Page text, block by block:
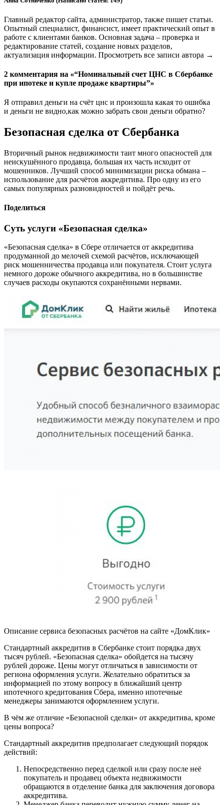
Главный редактор сайта, администратор, также пишет статьи.
Опытный специалист, финансист, имеет практический опыт в
работе с клиентами банков. Основная задача – проверка и
редактирование статей, создание новых разделов,
актуализация информации. Просмотреть все записи автора →
2 комментария на «“Номинальный счет ЦНС в Сбербанке
при ипотеке и купле продаже квартиры”»
Я отправил деньги на счёт цнс и произошла какая то ошибка
и деньги не видно,как можно забрать свои деньги обратно?
Безопасная сделка от Сбербанка
Вторичный рынок недвижимости таит много опасностей для
неискушённого продавца, большая их часть исходит от
мошенников. Лучший способ минимизации риска обмана –
использование для расчётов аккредитива. Про одну из его
самых популярных разновидностей и пойдёт речь.
Поделиться
Суть услуги «Безопасная сделка»
«Безопасная сделка» в Сбере отличается от аккредитива
продуманной до мелочей схемой расчётов, исключающей
риск мошенничества продавца или покупателя. Стоит услуга
немного дороже обычного аккредитива, но в большинстве
случаев расходы окупаются сохранёнными нервами.
Описание сервиса безопасных расчётов на сайте «ДомКлик»
Стандартный аккредитив в Сбербанке стоит порядка двух
тысяч рублей. «Безопасная сделка» обойдется на тысячу
рублей дороже. Цены могут отличаться в зависимости от
региона оформления услуги. Желательно обратиться за
информацией по этому вопросу в ближайший центр
ипотечного кредитования Сбера, именно ипотечные
менеджеры занимаются оформлением услуги.
В чём же отличие «Безопасной сделки» от аккредитива, кроме
цены вопроса?
Стандартный аккредитив предполагает следующий порядок
действий:
Непосредственно перед сделкой или сразу после неё
покупатель и продавец объекта недвижимости
обращаются в отделение банка для заключения договора
аккредитива.